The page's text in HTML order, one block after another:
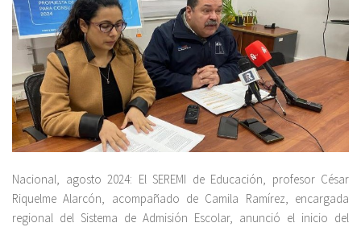
Nacional, agosto 2024: El SEREMI de Educación, profesor César
Riquelme Alarcón, acompañado de Camila Ramírez, encargada
regional del Sistema de Admisión Escolar, anunció el inicio del